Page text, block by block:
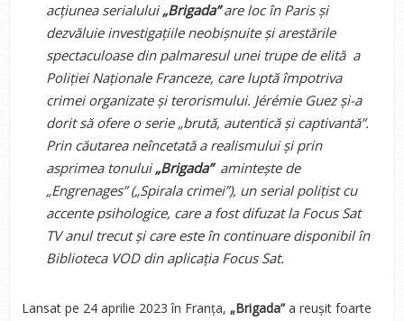
acțiunea serialului„Brigada”are loc în Paris și
dezvăluie investigațiile neobișnuite și arestările
spectaculoase din palmaresul unei trupe de elită a
Poliției Naționale Franceze, care luptă împotriva
crimei organizate și terorismului. Jérémie Guez și-a
dorit să ofere o serie „brută, autentică și captivantă”.
Prin căutarea neîncetată a realismului și prin
asprimea tonului„Brigada”amintește de
„Engrenages” („Spirala crimei”), un serial polițist cu
accente psihologice, care a fost difuzat la Focus Sat
TV anul trecut și care este în continuare disponibil în
Biblioteca VOD din aplicația Focus Sat.
Lansat pe 24 aprilie 2023 în Franța, „Brigada”a reușit foarte